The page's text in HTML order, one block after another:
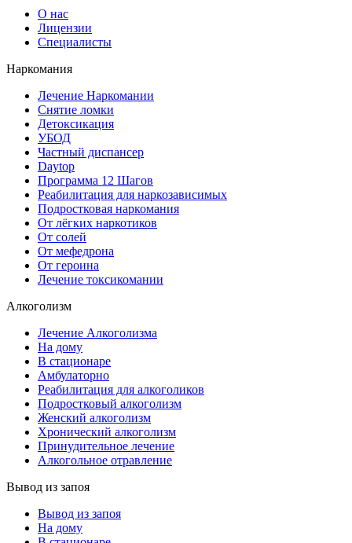
О нас
Лицензии
Специалисты
Наркомания
Лечение Наркомании
Снятие ломки
Детоксикация
УБОД
Частный диспансер
Daytop
Программа 12 Шагов
Реабилитация для наркозависимых
Подростковая наркомания
От лёгких наркотиков
От солей
От мефедрона
От героина
Лечение токсикомании
Алкоголизм
Лечение Алкоголизма
На дому
В стационаре
Амбулаторно
Реабилитация для алкоголиков
Подростковый алкоголизм
Женский алкоголизм
Хронический алкоголизм
Принудительное лечение
Алкогольное отравление
Вывод из запоя
Вывод из запоя
На дому